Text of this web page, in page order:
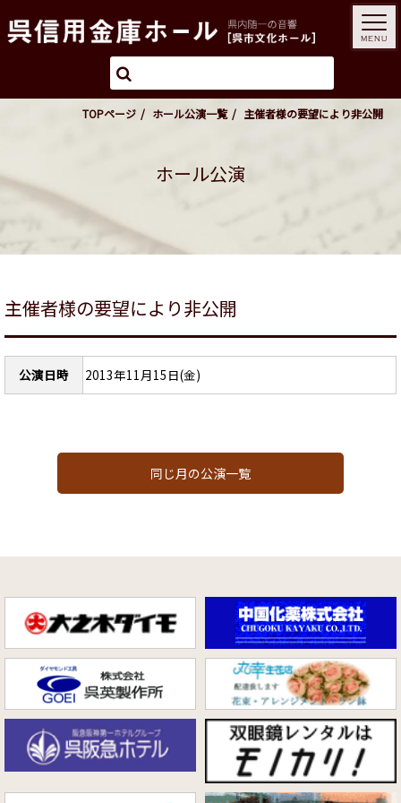
TOPページ ホール公演一覧 主催者様の要望により非公開
ホール公演
主催者様の要望により非公開
公演日時 2013年11月15日(金)
同じ月の公演一覧
MENU